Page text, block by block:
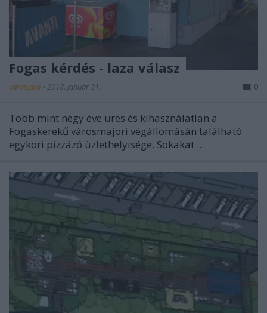
Fogas kérdés - laza válasz
városjáró • 2018. január 31. 0
Több mint négy éve üres és kihasználatlan a
Fogaskerekű városmajori végállomásán található
egykori pizzázó üzlethelyisége. Sokakat ...